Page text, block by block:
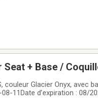
+ Base /
couleur Glacier Onyx, avec
11Date d’expiration : 08/